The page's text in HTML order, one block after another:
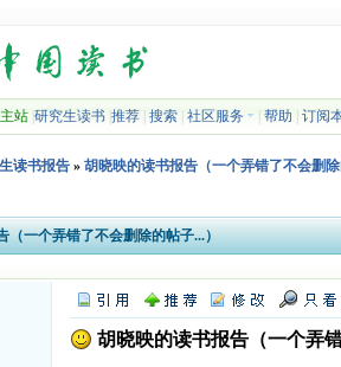
站| 研究生读书| 推荐| 搜索| 社区服务 帮助 订阅
读书报告» 胡晓映的读书报告（一个弄错了不会删
（一个弄错了不会删除的帖子...）
胡晓映的读书报告（一个弄